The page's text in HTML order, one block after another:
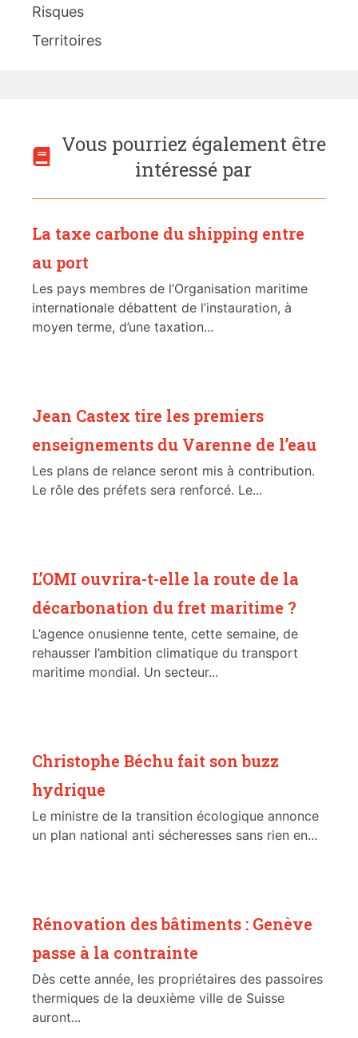
Risques
Territoires
Vous pourriez également être
intéressé par
La taxe carbone du shipping entre
au port
Les pays membres de l’Organisation maritime
internationale débattent de l’instauration, à
moyen terme, d’une taxation...
Jean Castex tire les premiers
enseignements du Varenne de l’eau
Les plans de relance seront mis à contribution.
Le rôle des préfets sera renforcé. Le...
L’OMI ouvrira-t-elle la route de la
décarbonation du fret maritime ?
L’agence onusienne tente, cette semaine, de
rehausser l’ambition climatique du transport
maritime mondial. Un secteur...
Christophe Béchu fait son buzz
hydrique
Le ministre de la transition écologique annonce
un plan national anti sécheresses sans rien en...
Rénovation des bâtiments : Genève
passe à la contrainte
Dès cette année, les propriétaires des passoires
thermiques de la deuxième ville de Suisse
auront...